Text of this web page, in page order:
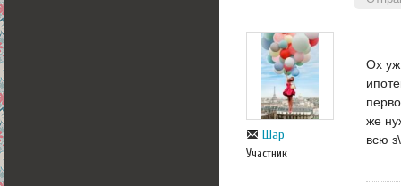
Шар
Участник
Ох уж
же
всю